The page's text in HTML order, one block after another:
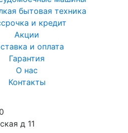
бытовая техника
и кредит
Акции
и оплата
Гарантия
О нас
Контакты
д 11